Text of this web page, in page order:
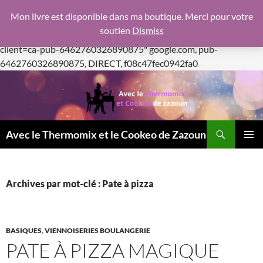
f08c47fec0942fa0
https://pagead2.googlesyndication.com/pagead/js/
client=ca-pub-6462760326890875"google.com, pub-
6462760326890875, DIRECT, f08c47fec0942fa0Aller
au
contenu
Avec le Thermomix et le Cookeo de Zazoun
Archives par mot-clé : Pate à pizza
BASIQUES,VIENNOISERIES BOULANGERIE
PATE À PIZZA MAGIQUE
Mon livre est disponible dans ma boutique. Merci pour votre
soutien Dismiss